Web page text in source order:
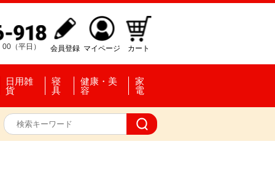
（平日） 会員登録 マイページ カート
日用雑
貨
寝
具
健康・美
容
家
電